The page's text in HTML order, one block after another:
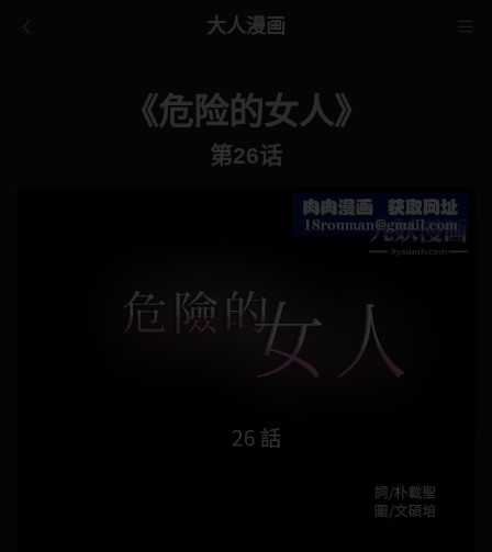
大人漫画
《危险的女人》
第26话